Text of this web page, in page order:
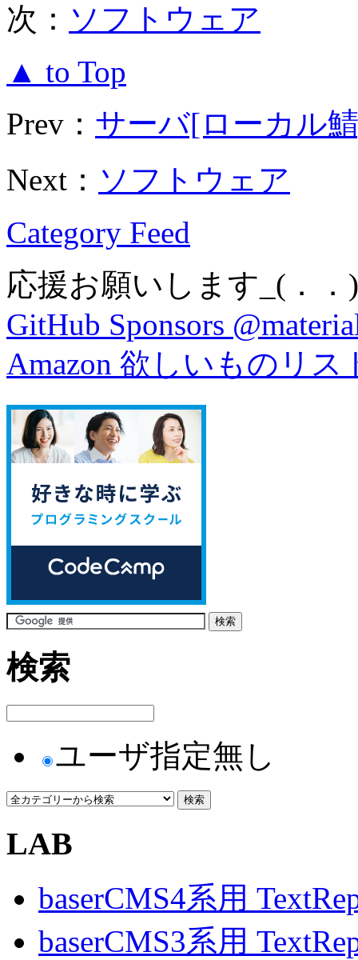
次： ソフトウェア
▲ to Top
Prev： サーバ[ローカル
Next： ソフトウェア
Category Feed
応援お願いします_(．．
GitHub Sponsors
Amazon 欲しいものリス
検索
ユーザ指定無し
LAB
baserCMS4系用
baserCMS3系用